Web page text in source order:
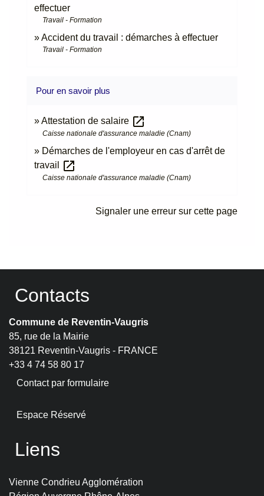
effectuer
Travail - Formation
Accident du travail : démarches à effectuer
Travail - Formation
Pour en savoir plus
Attestation de salaire open_in_new
Caisse nationale d'assurance maladie (Cnam)
Démarches de l'employeur en cas d'arrêt de
travail
open_in_new
Caisse nationale d'assurance maladie (Cnam)
Signaler une erreur sur cette page
Contacts
Commune de Reventin-Vaugris
85, rue de la Mairie
38121 Reventin-Vaugris - FRANCE
+33 4 74 58 80 17
Contact par formulaire
Espace Réservé
Liens
Vienne Condrieu Agglomération